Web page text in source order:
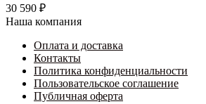
30 590 ₽
Наша компания
Оплата и доставка
Контакты
Политика конфиденциальности
Пользовательское соглашение
Публичная оферта